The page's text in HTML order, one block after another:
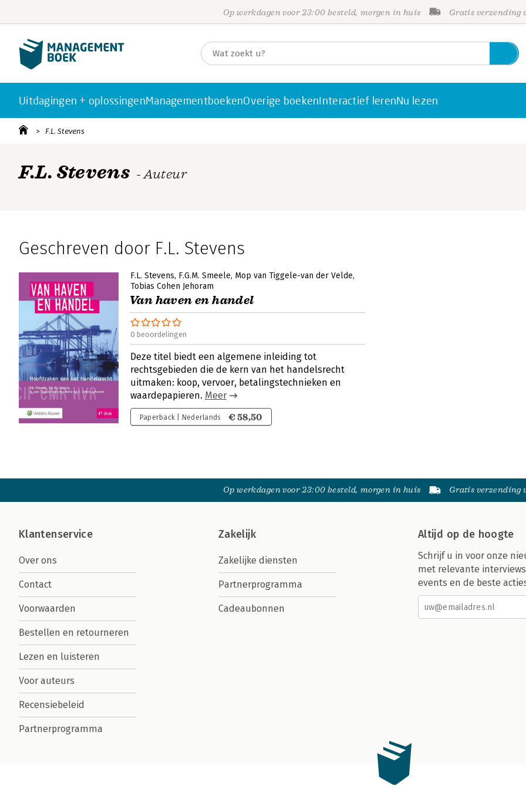
Op werkdagen voor 23:00 besteld, morgen in huis Gratis verzending
Uitdagingen + oplossingenManagementboekenOverige boekenInteractief lerenNu lezen
F.L. Stevens
F.L. Stevens - Auteur
Geschreven door F.L. Stevens
F.L. Stevens F.G.M. Smeele Mop van Tiggele-van der Velde
Tobias Cohen Jehoram
Van haven en handel
0 beoordelingen
Deze titel biedt een algemene inleiding tot
rechtsgebieden die de kern van het handelsrecht
uitmaken: koop, vervoer, betalingstechnieken en
waardepapieren. Meer
Paperback | Nederlands € 58,50
Op werkdagen voor 23:00 besteld, morgen in huis Gratis verzending
Klantenservice
Over ons
Contact
Voorwaarden
Bestellen en retourneren
Lezen en luisteren
Voor auteurs
Recensiebeleid
Partnerprogramma
Zakelijk
Zakelijke diensten
Partnerprogramma
Cadeaubonnen
Altijd op de hoogte
Schrijf u in voor onze
met relevante
events en de beste